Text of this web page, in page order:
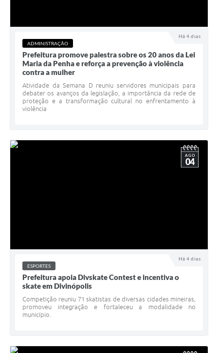
Há 4 dias
ADMINISTRAÇÃO
Prefeitura promove palestra sobre os 20 anos da Lei
Maria da Penha e reforça a prevenção à violência
contra a mulher
Atividade da Semana D reuniu servidores municipais para
debater os avanços da legislação, a importância da rede de
proteção e a transformação cultural no enfrentamento à
violência
Há 4 dias
AGO
04
ESPORTES
Prefeitura apoia Divskate Contest e incentiva o
skate em Divinópolis
Competição reuniu 71 skatistas de diversas cidades mineiras,
promoveu integração e fortaleceu a modalidade no
município.